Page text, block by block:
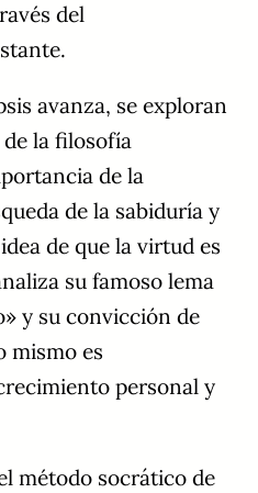
del
avanza, se exploran
la filosofía
de la
de la sabiduría y
de que la virtud es
su famoso lema
y su convicción de
mismo es
personal y
método socrático de